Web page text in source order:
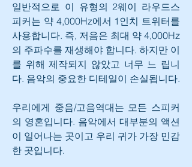
일반적으로 이 유형의 2웨이 라우드스
피커는 약 4,000Hz에서 1인치 트위터를
사용합니다. 즉, 저음은 최대 약 4,000Hz
의 주파수를 재생해야 합니다. 하지만 이
를 위해 제작되지 않았고 너무 느 립니
다. 음악의 중요한 디테일이 손실됩니다.
우리에게 중음/고음역대는 모든 스피커
의 영혼입니다. 음악에서 대부분의 액션
이 일어나는 곳이고 우리 귀가 가장 민감
한 곳입니다.